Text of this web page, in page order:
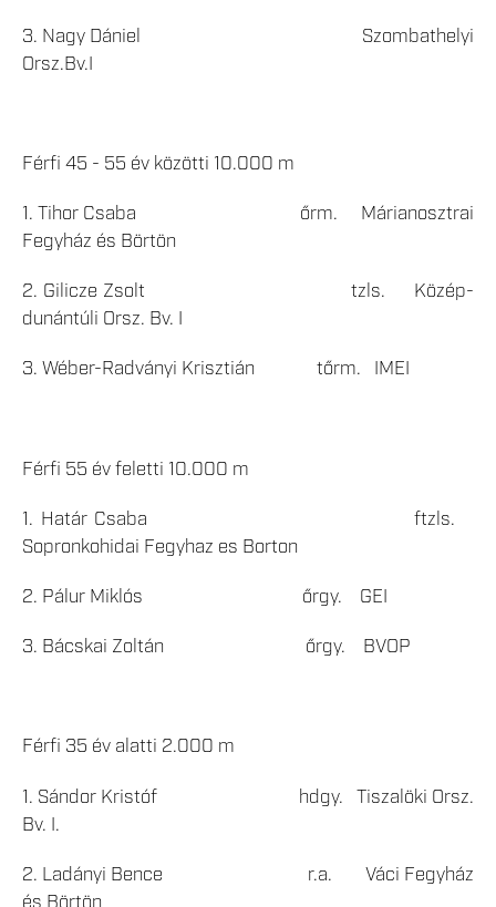
3. Nagy Dániel Szombathelyi
Orsz.Bv.I
Férfi 45 - 55 év közötti 10.000 m
1. Tihor Csaba őrm. Márianosztrai
Fegyház és Börtön
2. Gilicze Zsolt tzls. Közép-
dunántúli Orsz. Bv. I
3. Wéber-Radványi Krisztián tőrm. IMEI
Férfi 55 év feletti 10.000 m
1. Határ Csaba ftzls.
Sopronkohidai Fegyhaz es Borton
2. Pálur Miklós őrgy. GEI
3. Bácskai Zoltán őrgy. BVOP
Férfi 35 év alatti 2.000 m
1. Sándor Kristóf hdgy. Tiszalöki Orsz.
Bv. I.
2. Ladányi Bence r.a. Váci Fegyház